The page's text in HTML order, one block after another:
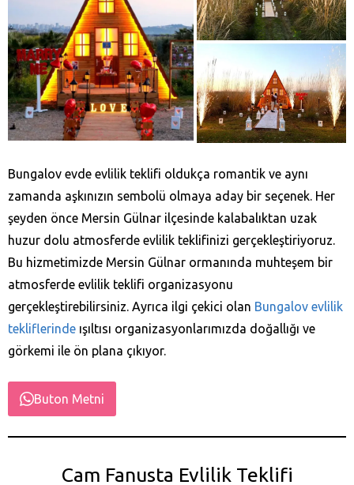
Bungalov evde evlilik teklifi oldukça romantik ve aynı
zamanda aşkınızın sembolü olmaya aday bir seçenek. Her
şeyden önce Mersin Gülnar ilçesinde kalabalıktan uzak
huzur dolu atmosferde evlilik teklifinizi gerçekleştiriyoruz.
Bu hizmetimizde Mersin Gülnar ormanında muhteşem bir
atmosferde evlilik teklifi organizasyonu
gerçekleştirebilirsiniz. Ayrıca ilgi çekici olan Bungalov evlilik
tekliflerinde ışıltısı organizasyonlarımızda doğallığı ve
görkemi ile ön plana çıkıyor.
Buton Metni
Cam Fanusta Evlilik Teklifi